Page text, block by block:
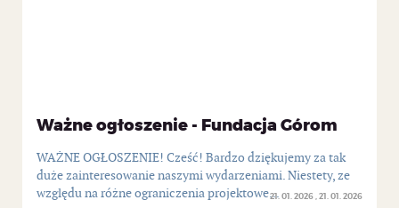
Ważne ogłoszenie - Fundacja Górom
21. 01. 2026 21. 01. 2026
WAŻNE OGŁOSZENIE! Cześć! Bardzo dziękujemy za tak
duże zainteresowanie naszymi wydarzeniami. Niestety, ze
względu na różne ograniczenia projektowe...